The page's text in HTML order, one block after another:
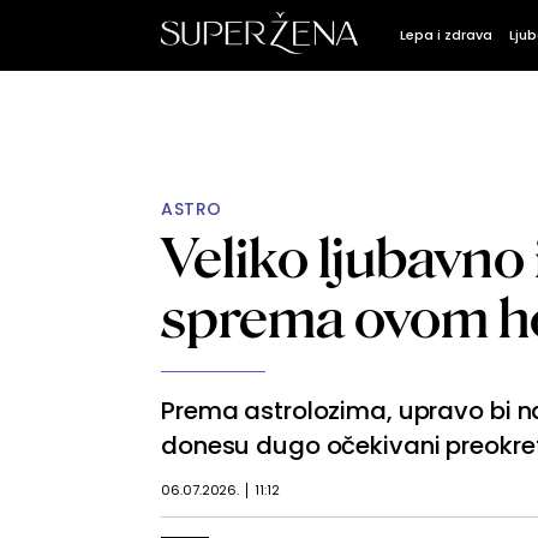
Lepa i zdrava
ASTRO
Veliko
sprema ovom
Prema astrolozima, upravo bi
donesu dugo očekivani
06.07.2026. 11:12